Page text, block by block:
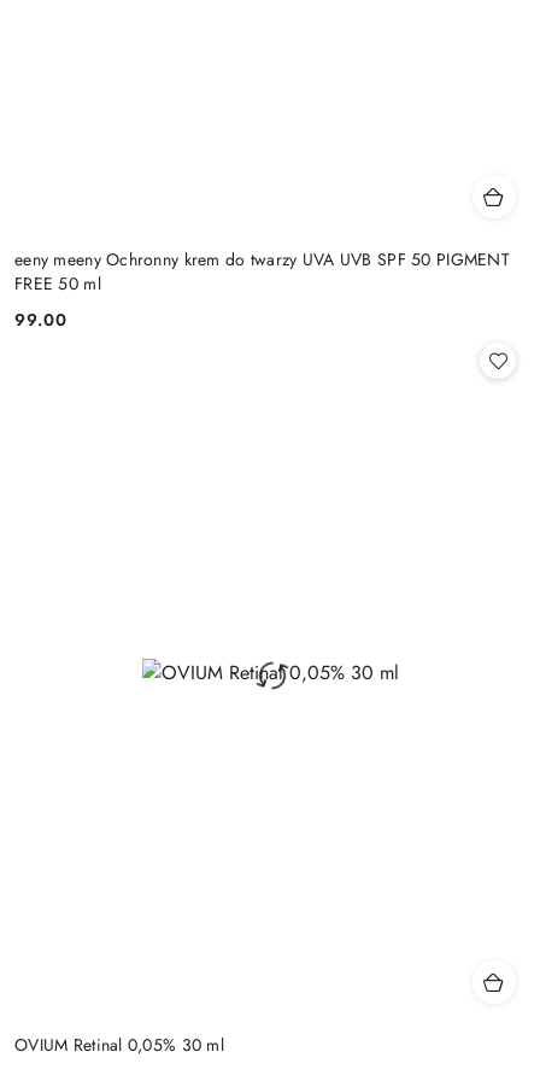
eeny meeny Ochronny krem do twarzy UVA UVB SPF 50 PIGMENT
FREE 50 ml
Cena:
99.00
OVIUM Retinal 0,05% 30 ml